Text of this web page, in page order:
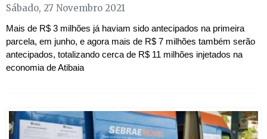
Sábado, 27 Novembro 2021
Mais de R$ 3 milhões já haviam sido antecipados na primeira
parcela, em junho, e agora mais de R$ 7 milhões também serão
antecipados, totalizando cerca de R$ 11 milhões injetados na
economia de Atibaia